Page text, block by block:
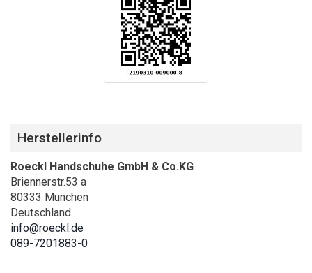
Herstellerinfo
Roeckl Handschuhe GmbH & Co.KG
Briennerstr.53 a
80333 München
Deutschland
info@roeckl.de
089-7201883-0